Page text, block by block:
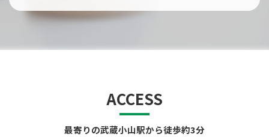
ACCESS
最寄りの武蔵小山駅から徒歩約3分